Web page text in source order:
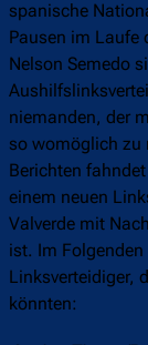
spanische
Pausen im Laufe
Nelson Semedo
niemanden, der
so womöglich zu
Berichten
einem neuen
Valverde mit
ist. Im
Linksverteidiger,
könnten: